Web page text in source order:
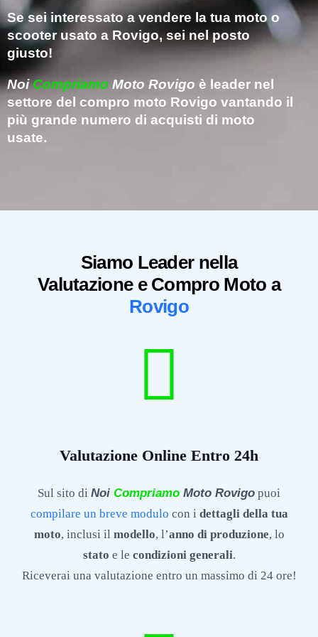
Se sei interessato a vendere la tua moto o
scooter usato a Rovigo, sei nel posto
giusto!
NoiCompriamo Moto Rovigo è leader nel
settore del compro moto Rovigo vantando il
più grande numero di acquisti di moto
usate.
Siamo Leader nella
Valutazione e Compro Moto a
Rovigo
Valutazione Online Entro 24h
Sul sito di Noi Compriamo Moto Rovigo puoi
compilare un breve modulo con i dettagli della tua
moto, inclusi il modello, l’anno di produzione, lo
stato e le condizioni generali.
Riceverai una valutazione entro un massimo di 24 ore!